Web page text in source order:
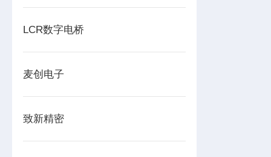
LCR数字电桥
麦创电子
致新精密